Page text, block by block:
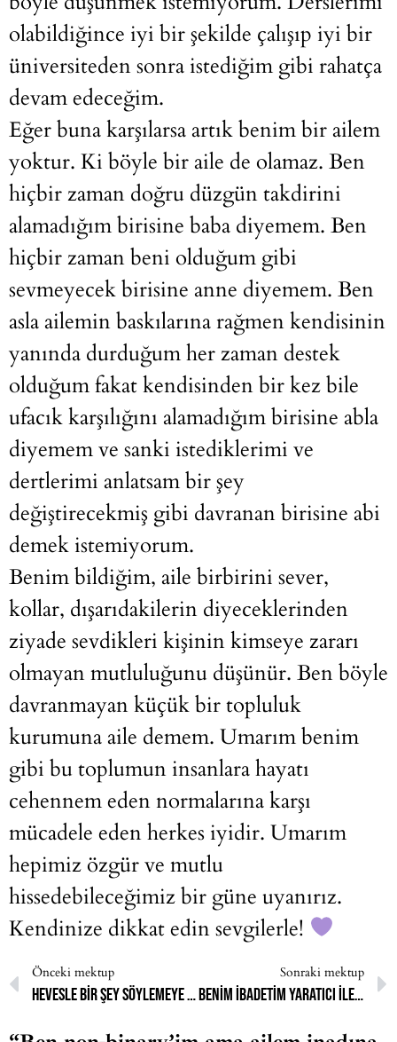
olabildiğince iyi bir şekilde çalışıp iyi bir
üniversiteden sonra istediğim gibi rahatça
devam edeceğim.
Eğer buna karşılarsa artık benim bir ailem
yoktur. Ki böyle bir aile de olamaz. Ben
hiçbir zaman doğru düzgün takdirini
alamadığım birisine baba diyemem. Ben
hiçbir zaman beni olduğum gibi
sevmeyecek birisine anne diyemem. Ben
asla ailemin baskılarına rağmen kendisinin
yanında durduğum her zaman destek
olduğum fakat kendisinden bir kez bile
ufacık karşılığını alamadığım birisine abla
diyemem ve sanki istediklerimi ve
dertlerimi anlatsam bir şey
değiştirecekmiş gibi davranan birisine abi
demek istemiyorum.
Benim bildiğim, aile birbirini sever,
kollar, dışarıdakilerin diyeceklerinden
ziyade sevdikleri kişinin kimseye zararı
olmayan mutluluğunu düşünür. Ben böyle
davranmayan küçük bir topluluk
kurumuna aile demem. Umarım benim
gibi bu toplumun insanlara hayatı
cehennem eden normalarına karşı
mücadele eden herkes iyidir. Umarım
hepimiz özgür ve mutlu
hissedebileceğimiz bir güne uyanırız.
Kendinize dikkat edin sevgilerle!
Önceki mektup
Hevesle bir şey söylemeye gidiyorum babamın yanına saçın çıkmış diye bağırıyor
Sonraki mektup
Benim ibadetim yaratıcı ile aramda olan değil midir?